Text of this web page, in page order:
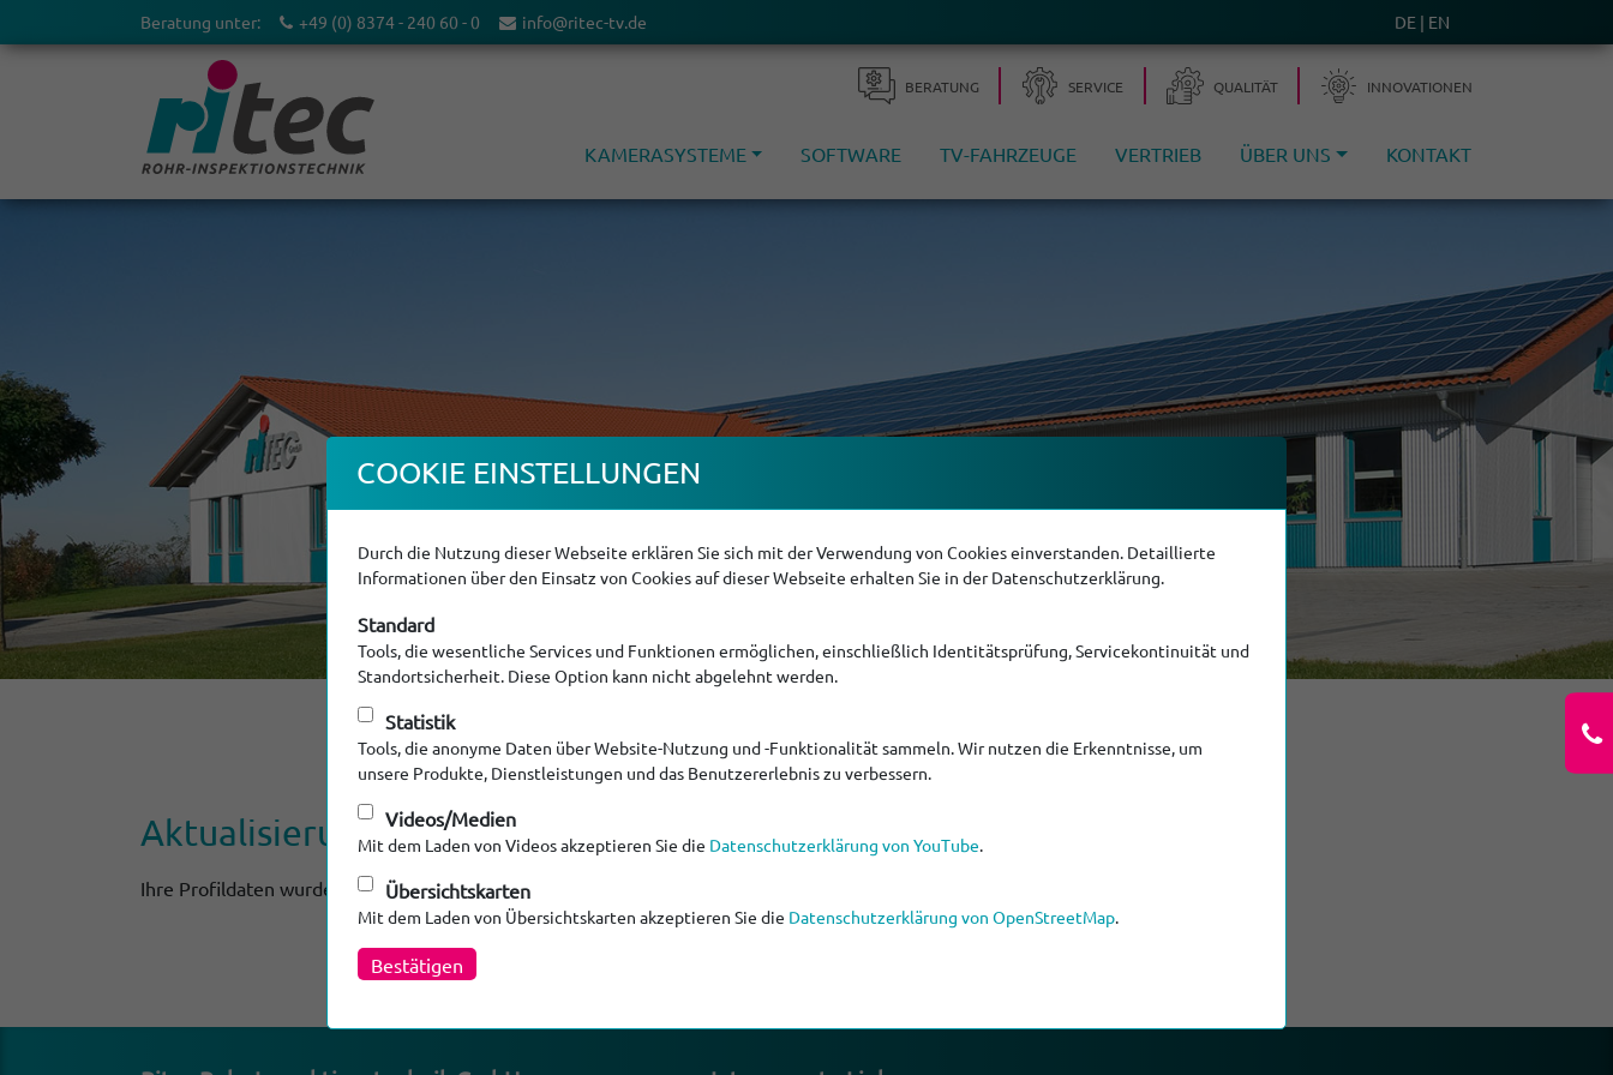
Beratung unter: +49 (0) 8374 - 240 60 - 0 info@ritec-tv.de DE EN
BERA­TUNG SERVICE QUALITÄT INNOVA­TIONEN
KAMERASYSTEME SOFTWARE TV-FAHRZEUGE VERTRIEB ÜBER UNS KONTAKT
Aktuali­sierung erfolg­reich
Ihre Profildaten wurden aktualisiert.
COOKIE EINSTEL­LUNGEN
Durch die Nutzung dieser Webseite erklären Sie sich mit der Verwendung von Cookies einverstanden. Detaillierte
Informationen über den Einsatz von Cookies auf dieser Webseite erhalten Sie in der Datenschutzerklärung.
Standard
Tools, die wesentliche Services und Funktionen ermöglichen, einschließlich Identitätsprüfung, Servicekontinuität und
Standortsicherheit. Diese Option kann nicht abgelehnt werden.
Statistik
Tools, die anonyme Daten über Website-Nutzung und -Funktionalität sammeln. Wir nutzen die Erkenntnisse, um
unsere Produkte, Dienstleistungen und das Benutzererlebnis zu verbessern.
Videos/Medien
Mit dem Laden von Videos akzeptieren Sie die Datenschutzerklärung von YouTube.
Übersichtskarten
Mit dem Laden von Übersichtskarten akzeptieren Sie die Datenschutzerklärung von OpenStreetMap.
Bestätigen